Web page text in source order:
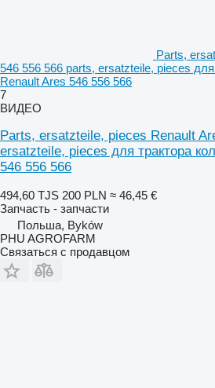
Parts,
546 556 566 parts, ersatzteile, pieces для
Renault Ares 546 556 566
7
ВИДЕО
Parts, ersatzteile, pieces Renault
ersatzteile, pieces для трактора
546 556 566
494,60 TJS 200 PLN ≈ 46,45 €
Запчасть - запчасти
Польша, Byków
PHU AGROFARM
Связаться с продавцом